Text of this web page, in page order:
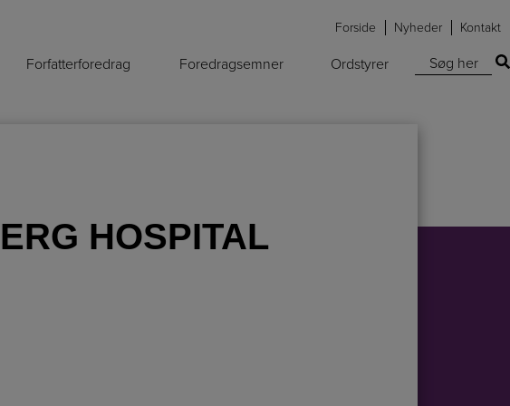
Forside Nyheder Kontakt
Forfatterforedrag Foredragsemner Ordstyrer Søg efter:
HOSPITAL